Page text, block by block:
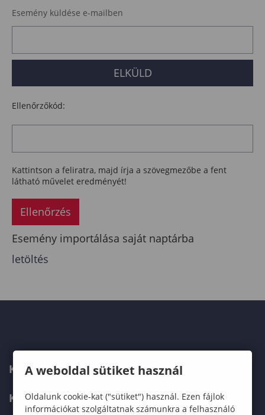
Esemény küldése e-mailben
Ellenőrzőkód:
Kattintson a feliratra, majd írja a szövegmezőbe a fent
látható művelet eredményét!
Ellenőrzés
Esemény importálása saját naptárba
letöltés
KAPCSOLAT
KÉPZÉSKERESŐ
A weboldal sütiket használ
Oldalunk cookie-kat ("sütiket") használ. Ezen fájlok
információkat szolgáltatnak számunkra a felhasználó